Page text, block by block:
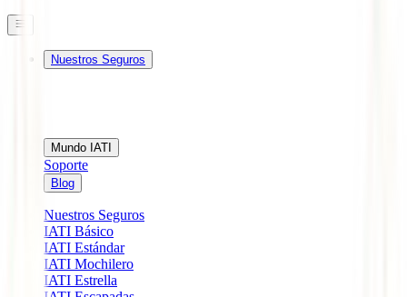
Nuestros Seguros
Mundo IATI
Soporte
Blog
Nuestros Seguros
IATI Básico
IATI Estándar
IATI Mochilero
IATI Estrella